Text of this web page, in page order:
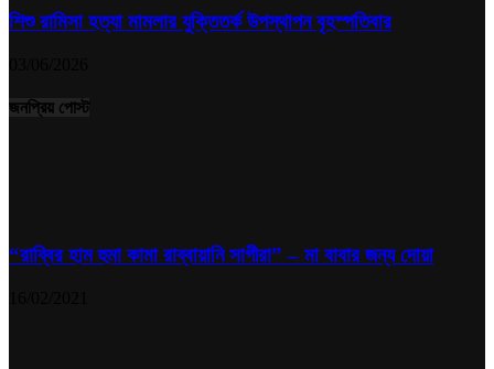
শিশু রামিসা হত্যা মামলার যুক্তিতর্ক উপস্থাপন বৃহস্পতিবার
জনপ্রিয় পোস্ট
“রাব্বির হাম হুমা কামা রাব্বায়ানি সাগীরা” – মা বাবার জন্য দোয়া